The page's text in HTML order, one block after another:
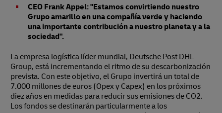
CEO Frank Appel: "Estamos convirtiendo nuestro
Grupo amarillo en una compañía verde y haciendo
una importante contribución a nuestro planeta y a la
sociedad".
La empresa logística líder mundial, Deutsche Post DHL
Group, está incrementando el ritmo de su descarbonización
prevista. Con este objetivo, el Grupo invertirá un total de
7.000 millones de euros (Opex y Capex) en los próximos
diez años en medidas para reducir sus emisiones de CO2.
Los fondos se destinarán particularmente a los